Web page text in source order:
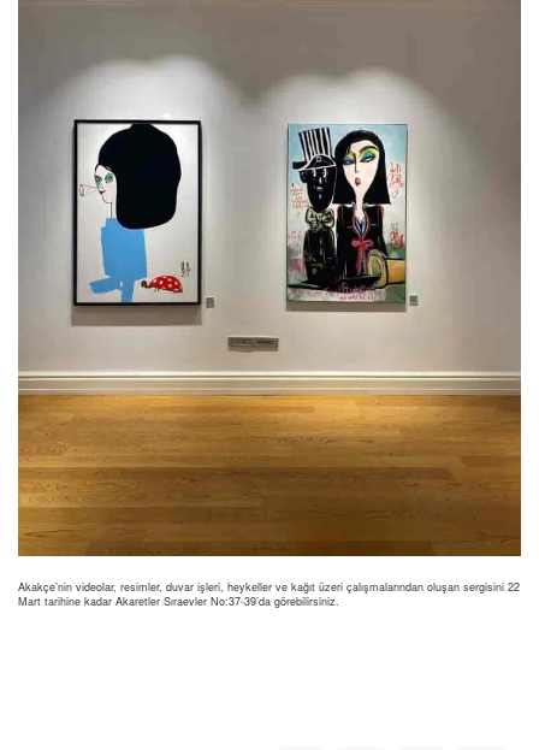
Akakçe’nin videolar, resimler, duvar işleri, heykeller ve kağıt üzeri çalışmalarından oluşan sergisini 22
Mart tarihine kadar Akaretler Sıraevler No:37-39’da görebilirsiniz.